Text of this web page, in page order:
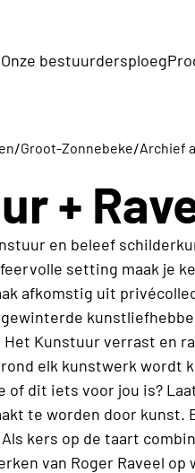
Onze bestuurdersploeg
/Groot-Zonnebeke/Archief
+
en beleef
setting maak je
afkomstig uit
Kunstuur verrast en
elk kunstwerk wordt
of dit iets voor jou is?
te worden door kunst.
kers op de taart
van Roger Raveel op